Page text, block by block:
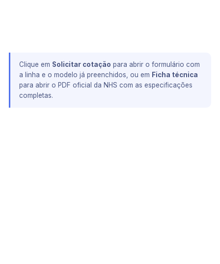
Clique em Solicitar cotação para abrir o formulário com
a linha e o modelo já preenchidos, ou em Ficha técnica
para abrir o PDF oficial da NHS com as especificações
completas.